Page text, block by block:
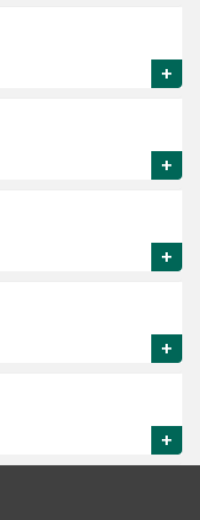
+
+
+
+
+